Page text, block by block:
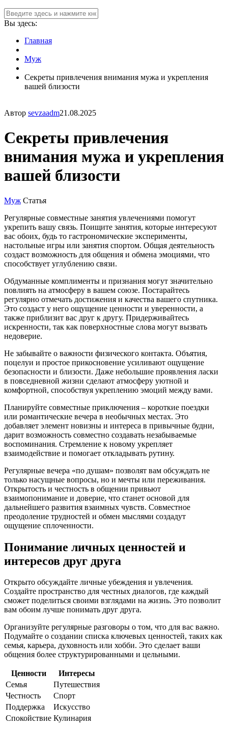
Вы здесь:
Главная
Муж
Секреты привлечения внимания мужа и укрепления
вашей близости
Автор sevzaadm21.08.2025
Секреты привлечения
внимания мужа и укрепления
вашей близости
Муж Статья
Регулярные совместные занятия увлечениями помогут
укрепить вашу связь. Поищите занятия, которые интересуют
вас обоих, будь то гастрономические эксперименты,
настольные игры или занятия спортом. Общая деятельность
создаст возможность для общения и обмена эмоциями, что
способствует углублению связи.
Обдуманные комплименты и признания могут значительно
повлиять на атмосферу в вашем союзе. Постарайтесь
регулярно отмечать достижения и качества вашего спутника.
Это создаст у него ощущение ценности и уверенности, а
также приблизит вас друг к другу. Придерживайтесь
искренности, так как поверхностные слова могут вызвать
недоверие.
Не забывайте о важности физического контакта. Объятия,
поцелуи и простое прикосновение усиливают ощущение
безопасности и близости. Даже небольшие проявления ласки
в повседневной жизни сделают атмосферу уютной и
комфортной, способствуя укреплению эмоций между вами.
Планируйте совместные приключения – короткие поездки
или романтические вечера в необычных местах. Это
добавляет элемент новизны и интереса в привычные будни,
дарит возможность совместно создавать незабываемые
воспоминания. Стремление к новому укрепляет
взаимодействие и помогает откладывать рутину.
Регулярные вечера «по душам» позволят вам обсуждать не
только насущные вопросы, но и мечты или переживания.
Открытость и честность в общении привьют
взаимопонимание и доверие, что станет основой для
дальнейшего развития взаимных чувств. Совместное
преодоление трудностей и обмен мыслями создадут
ощущение сплоченности.
Понимание личных ценностей и
интересов друг друга
Открыто обсуждайте личные убеждения и увлечения.
Создайте пространство для честных диалогов, где каждый
сможет поделиться своими взглядами на жизнь. Это позволит
вам обоим лучше понимать друг друга.
Организуйте регулярные разговоры о том, что для вас важно.
Подумайте о создании списка ключевых ценностей, таких как
семья, карьера, духовность или хобби. Это сделает ваши
общения более структурированными и цельными.
Ценности
Интересы
Семья
Путешествия
Честность
Спорт
Поддержка
Искусство
Спокойствие Кулинария